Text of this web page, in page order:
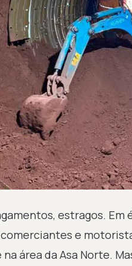
estragos.
e
área da Asa Norte.